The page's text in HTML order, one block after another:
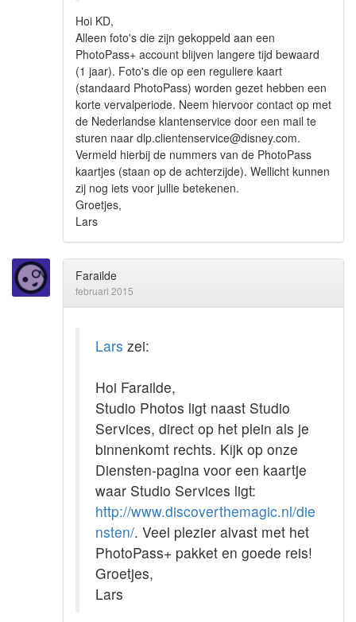
Hoi KD,
Alleen foto's die zijn gekoppeld aan een
PhotoPass+ account blijven langere tijd bewaard
(1 jaar). Foto's die op een reguliere kaart
(standaard PhotoPass) worden gezet hebben een
korte vervalperiode. Neem hiervoor contact op met
de Nederlandse klantenservice door een mail te
sturen naar dlp.clientenservice@disney.com.
Vermeld hierbij de nummers van de PhotoPass
kaartjes (staan op de achterzijde). Wellicht kunnen
zij nog iets voor jullie betekenen.
Groetjes,
Lars
Farailde
februari 2015
Lars zei:
Hoi Farailde,
Studio Photos ligt naast Studio
Services, direct op het plein als je
binnenkomt rechts. Kijk op onze
Diensten-pagina voor een kaartje
waar Studio Services ligt:
http://www.discoverthemagic.nl/die
nsten/. Veel plezier alvast met het
PhotoPass+ pakket en goede reis!
Groetjes,
Lars